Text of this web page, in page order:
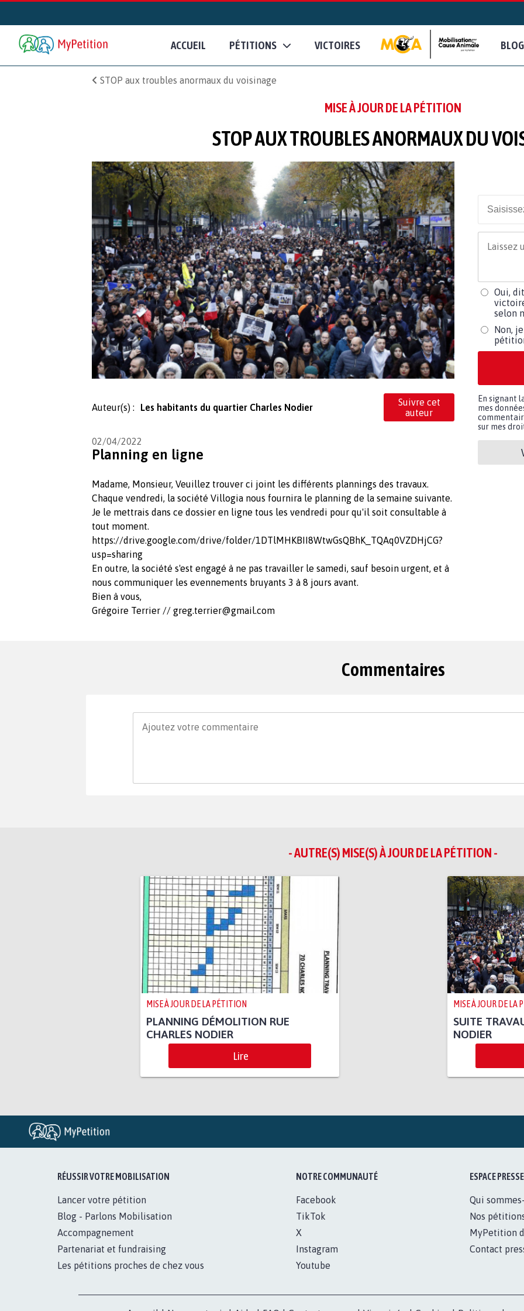
ACCUEIL PÉTITIONS VICTOIRES BLOG
STOP aux troubles anormaux du voisinage
MISE À JOUR DE LA PÉTITION
STOP AUX TROUBLES ANORMAUX DU
Auteur(s) : Les habitants du quartier Charles Nodier
Suivre cet
auteur
02/04/2022
Planning en ligne
Madame, Monsieur, Veuillez trouver ci joint les différents plannings des travaux.
Chaque vendredi, la société Villogia nous fournira le planning de la semaine suivante.
Je le mettrais dans ce dossier en ligne tous les vendredi pour qu'il soit consultable à
tout moment.
https://drive.google.com/drive/folder/1DTlMHKBII8WtwGsQBhK_TQAq0VZDHjCG?
usp=sharing
En outre, la société s'est engagé à ne pas travailler le samedi, sauf besoin urgent, et à
nous communiquer les evennements bruyants 3 à 8 jours avant.
Bien à vous,
Grégoire Terrier // greg.terrier@gmail.com
Oui,
selon
Non,
En signant
mes
sur mes
Commentaires
- AUTRE(S) MISE(S) À JOUR DE LA PÉTITION -
MISE À JOUR DE LA PÉTITION
PLANNING DÉMOLITION RUE
CHARLES NODIER
Lire
MISE À JOUR DE LA
SUITE
NODIER
RÉUSSIR VOTRE MOBILISATION
Lancer votre pétition
Blog - Parlons Mobilisation
Accompagnement
Partenariat et fundraising
Les pétitions proches de chez vous
NOTRE COMMUNAUTÉ
Facebook
TikTok
X
Instagram
Youtube
ESPACE PRESSE
Qui
Nos
MyPetition
Contact